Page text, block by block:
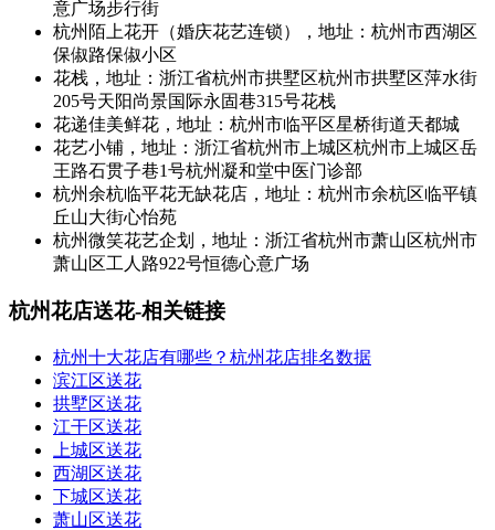
意广场步行街
杭州陌上花开（婚庆花艺连锁），地址：杭州市西湖区
保俶路保俶小区
花栈，地址：浙江省杭州市拱墅区杭州市拱墅区萍水街
205号天阳尚景国际永固巷315号花栈
花递佳美鲜花，地址：杭州市临平区星桥街道天都城
花艺小铺，地址：浙江省杭州市上城区杭州市上城区岳
王路石贯子巷1号杭州凝和堂中医门诊部
杭州余杭临平花无缺花店，地址：杭州市余杭区临平镇
丘山大街心怡苑
杭州微笑花艺企划，地址：浙江省杭州市萧山区杭州市
萧山区工人路922号恒德心意广场
杭州花店送花-相关链接
杭州十大花店有哪些？杭州花店排名数据
滨江区送花
拱墅区送花
江干区送花
上城区送花
西湖区送花
下城区送花
萧山区送花